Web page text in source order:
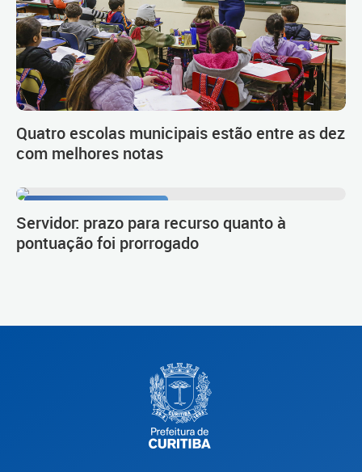
Quatro escolas municipais estão entre as dez
com melhores notas
Servidor: prazo para recurso quanto à
pontuação foi prorrogado